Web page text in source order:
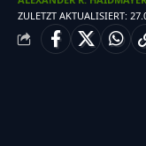
ZULETZT AKTUALISIERT: